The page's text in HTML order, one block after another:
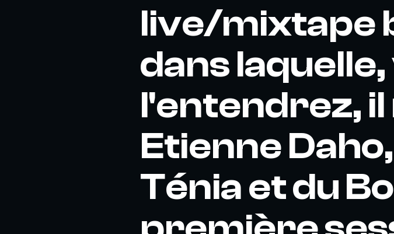
live/mixtape
dans
l'entendrez,
Etienne
Ténia et du